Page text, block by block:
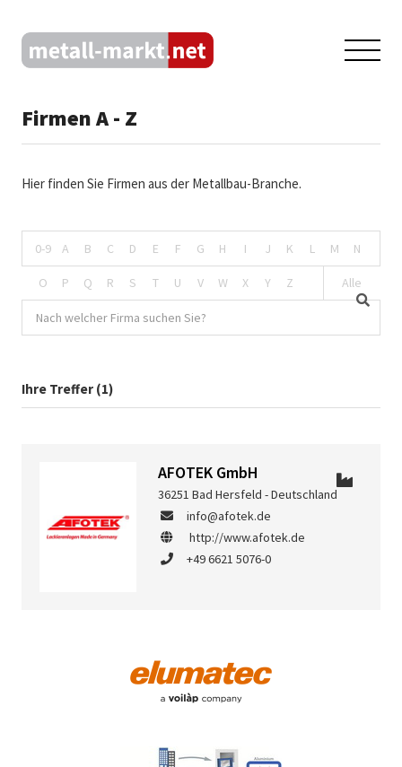
Firmen A - Z
Hier finden Sie Firmen aus der Metallbau-Branche.
0-9 A B C D E F G H I J K L M N
O P Q R S T U V W X Y Z Alle
Ihre Treffer (1)
AFOTEK GmbH
36251 Bad Hersfeld - Deutschland
info@afotek.de
http://www.afotek.de
+49 6621 5076-0